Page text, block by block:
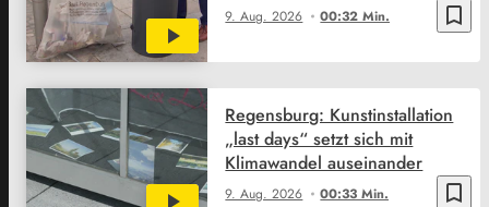
bookmark_border
9. Aug. 2026 00:32 Min.
bookmark_border
9. Aug. 2026 00:33 Min.
Regensburg: Kunstinstallation
„last days“ setzt sich mit
Klimawandel auseinander